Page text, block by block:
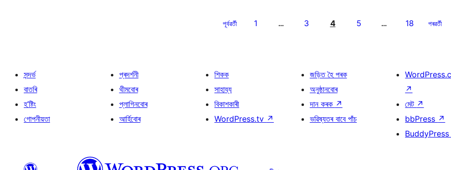
পূৰ্বৱৰ্তী 1 … 3 4 5 … 18 পৰৱৰ্তী
সন্দৰ্ভ
বাতৰি
হ’ষ্টিং
গোপনীয়তা
প্ৰদৰ্শনী
থীমবোৰ
প্লাগিনবোৰ
আৰ্হিবোৰ
শিকক
সাহায্য
বিকাশকাৰী
WordPress.tv ↗
জড়িত হৈ পৰক
অনুষ্ঠানবোৰ
দান কৰক ↗
ভৱিষ্যতৰ বাবে পাঁচ
↗
মেট ↗
bbPress ↗
BuddyPress